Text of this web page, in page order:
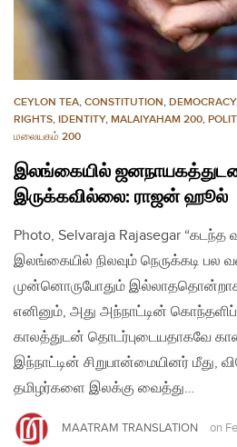
CEYLON TEA, CONSTITUTION, DEMOCRACY
RIGHTS, IDENTITY, MALAIYAHAM 200,
மலையகம் 200
இலங்கையில்
இருக்கவில்லை: ராஜன் ஹூல்
Photo, Selvaraja Rajasegar
இலங்கையில் நிலவும் நெருக்கடி பல
முன்னொருபோதும்
எனினும், அது அந்நாட்டின்
காலத்துடன் தொடர்புடையதாகவே
இந்நாட்டின் சிறுபான்மையினர் மீது,
தமிழர்களை இலக்கு வைத்து…
MAATRAM TRANSLATION on